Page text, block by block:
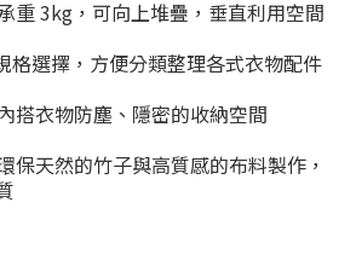
重 3kg，可向上堆疊，垂直利用空間
格選擇，方便分類整理各式衣物配件
搭衣物防塵、隱密的收納空間
保天然的竹子與高質感的布料製作，